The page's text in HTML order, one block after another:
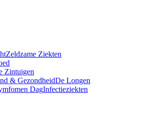
Zeldzame Ziekten
Zintuigen
& GezondheidDe Longen
DagInfectieziekten